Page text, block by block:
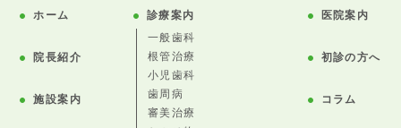
ホーム
院長紹介
施設案内
診療案内
一般歯科
根管治療
小児歯科
歯周病
審美治療
医院案内
初診の方へ
コラム